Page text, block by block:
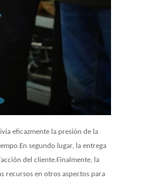
eficazmente la presión de la
segundo lugar, la entrega
del cliente.Finalmente, la
recursos en otros aspectos para